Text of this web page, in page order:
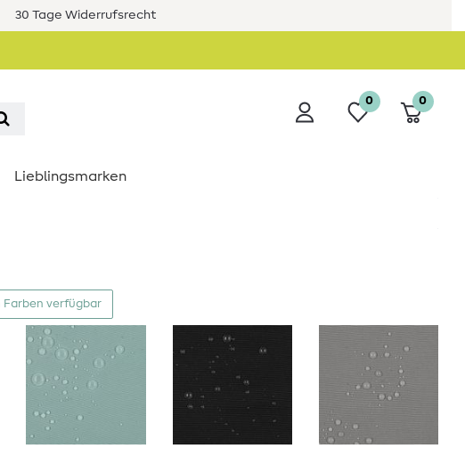
30 Tage Widerrufsrecht
0 0
Lieblingsmarken
Farben verfügbar